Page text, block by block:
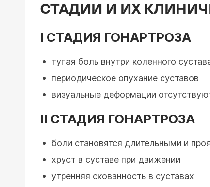
СТАДИИ И ИХ
I СТАДИЯ ГОНАРТРОЗА
тупая боль внутри коленного
периодическое опухание суставов
визуальные деформации
II СТАДИЯ ГОНАРТРОЗА
боли становятся длительными и
хруст в суставе при движении
утренняя скованность в суставах